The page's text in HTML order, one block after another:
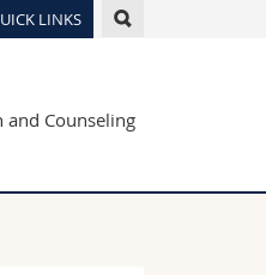
LINKS
and Counseling